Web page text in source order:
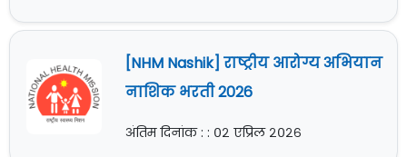
[NHM Nashik] राष्ट्रीय आरोग्य अभियान
नाशिक भरती 2026
अंतिम दिनांक : : ०२ एप्रिल २०२६